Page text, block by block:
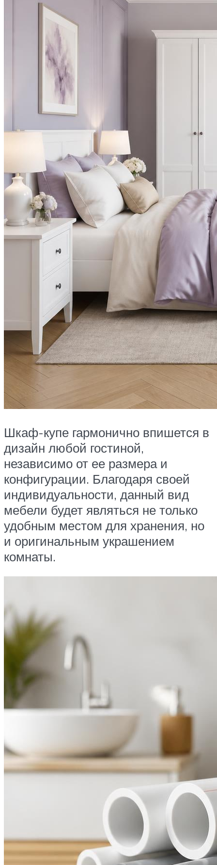
Шкаф-купе гармонично впишется в
дизайн любой гостиной,
независимо от ее размера и
конфигурации. Благодаря своей
индивидуальности, данный вид
мебели будет являться не только
удобным местом для хранения, но
и оригинальным украшением
комнаты.